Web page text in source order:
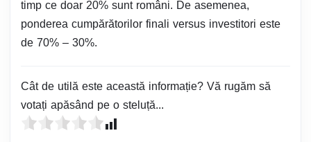
timp ce doar 20% sunt români. De asemenea,
ponderea cumpărătorilor finali versus investitori este
de 70% – 30%.
Cât de utilă este această informație? Vă rugăm să
votați apăsând pe o steluță...